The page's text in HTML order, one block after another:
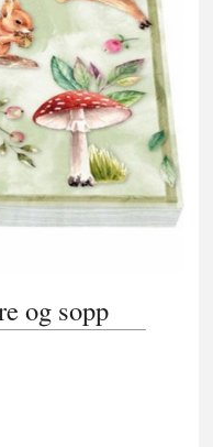
og sopp